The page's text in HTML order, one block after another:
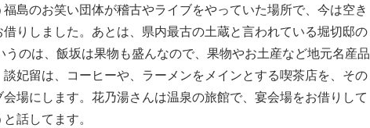
島のお笑い団体が稽古やライブをやっていた場所で、今は空き
りしました。あとは、県内最古の土蔵と言われている堀切邸の
のは、飯坂は果物も盛んなので、果物やお土産など地元名産品
妃留は、コーヒーや、ラーメンをメインとする喫茶店を、その
場にします。花乃湯さんは温泉の旅館で、宴会場をお借りして
話してます。